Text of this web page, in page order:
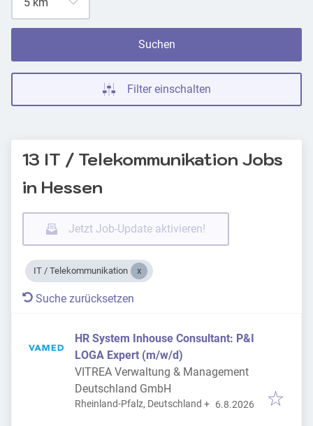
Suchen
Filter einschalten
13 IT / Telekommunikation Jobs
in Hessen
Jetzt Job-Update aktivieren!
IT / Telekommunikation
Suche zurücksetzen
HR System Inhouse Consultant: P&I
LOGA Expert (m/w/d)
VITREA Verwaltung & Management
Deutschland GmbH
Rheinland-Pfalz, Deutschland + Veröffentlicht:
6.8.2026